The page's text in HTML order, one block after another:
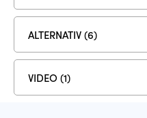
ALTERNATIV (6)
VIDEO (1)